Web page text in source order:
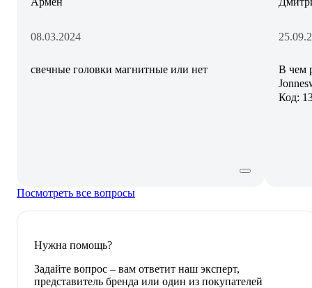
08.03.2024
свечные головки магнитные или нет
В чем
Код:
Посмотреть все вопросы
Нужна помощь?
Задайте вопрос – вам ответит наш эксперт,
представитель бренда или один из покупателей